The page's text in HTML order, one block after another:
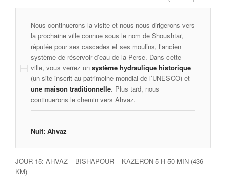
Nous continuerons la visite et nous nous dirigerons vers
la prochaine ville connue sous le nom de Shoushtar,
réputée pour ses cascades et ses moulins, l’ancien
système de réservoir d’eau de la Perse. Dans cette
ville, vous verrez un système hydraulique historique
(un site inscrit au patrimoine mondial de l’UNESCO) et
une maison traditionnelle. Plus tard, nous
continuerons le chemin vers Ahvaz.
Nuit: Ahvaz
JOUR 15: AHVAZ – BISHAPOUR – KAZERON 5 H 50 MIN (436
KM)